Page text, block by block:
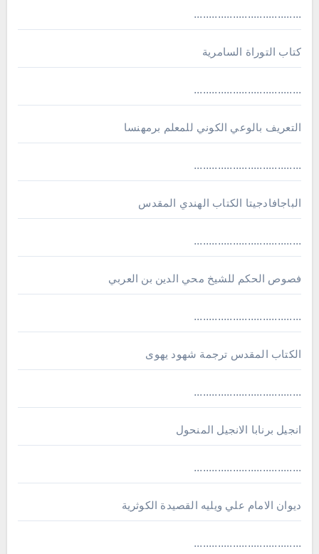
....................................
كتاب التوراة السامرية
....................................
ﺍﻟﺘﻌﺮﻳﻒ ﺑﺎﻟﻮﻋﻲ ﺍﻟﻜﻮﻧﻲ للمعلم برمهنسا
....................................
الباجافادجيتا الكتاب الهندي المقدس
....................................
فصوص الحكم للشيخ محي الدين بن العربي
....................................
الكتاب المقدس ترجمة شهود يهوى
....................................
انجيل برنابا الانجيل المنحول
....................................
ديوان الامام علي ويليه القصيدة الكوثرية
....................................